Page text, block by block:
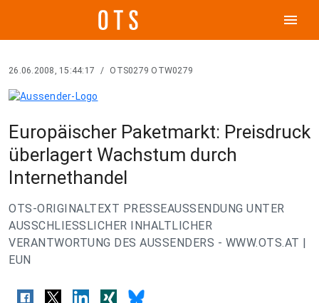
menu
26.06.2008, 15:44:17 / OTS0279 OTW0279
Europäischer Paketmarkt: Preisdruck
überlagert Wachstum durch
Internethandel
OTS-ORIGINALTEXT PRESSEAUSSENDUNG UNTER
AUSSCHLIESSLICHER INHALTLICHER
VERANTWORTUNG DES AUSSENDERS - WWW.OTS.AT |
EUN